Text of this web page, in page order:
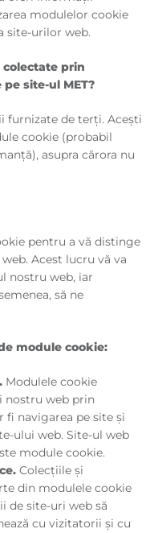
modulelor cookie
site-urilor web.
prin
site-ul MET?
furnizate de terți. Acești
cookie (probabil
asupra cărora nu
pentru a vă distinge
Acest lucru vă va
nostru web, iar
să ne
module cookie:
Modulele cookie
nostru web prin
fi navigarea pe site și
ului web. Site-ul web
module cookie.
Colecțiile și
din modulele cookie
de site-uri web să
cu vizitatorii și cu